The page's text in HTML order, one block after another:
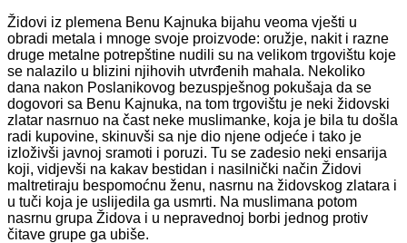
Židovi iz plemena Benu Kajnuka bijahu veoma vješti u
obradi metala i mnoge svoje proizvode: oružje, nakit i razne
druge metalne potrepštine nudili su na velikom trgovištu koje
se nalazilo u blizini njihovih utvrđenih mahala. Nekoliko
dana nakon Poslanikovog bezuspješnog pokušaja da se
dogovori sa Benu Kajnuka, na tom trgovištu je neki židovski
zlatar nasrnuo na čast neke muslimanke, koja je bila tu došla
radi kupovine, skinuvši sa nje dio njene odjeće i tako je
izloživši javnoj sramoti i poruzi. Tu se zadesio neki ensarija
koji, vidjevši na kakav bestidan i nasilnički način Židovi
maltretiraju bespomoćnu ženu, nasrnu na židovskog zlatara i
u tuči koja je uslijedila ga usmrti. Na muslimana potom
nasrnu grupa Židova i u nepravednoj borbi jednog protiv
čitave grupe ga ubiše.